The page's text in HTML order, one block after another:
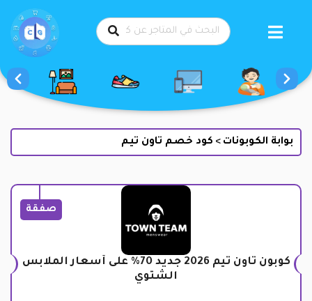
بوابة الكوبونات > كود خصم تاون تيم
صفقة
كوبون تاون تيم 2026 جديد 70% على أسعار الملابس
الشتوي